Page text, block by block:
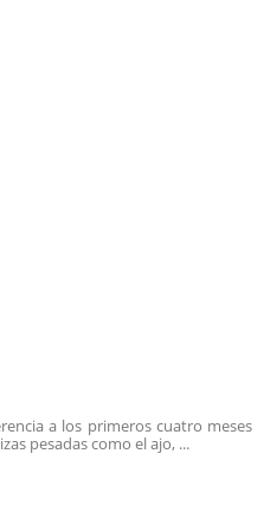
a los primeros cuatro meses
pesadas como el ajo, ...